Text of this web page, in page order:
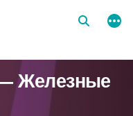
Железные